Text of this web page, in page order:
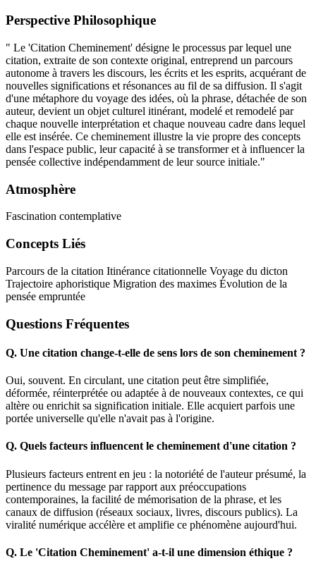
Perspective Philosophique
" Le 'Citation Cheminement' désigne le processus par lequel une
citation, extraite de son contexte original, entreprend un parcours
autonome à travers les discours, les écrits et les esprits, acquérant de
nouvelles significations et résonances au fil de sa diffusion. Il s'agit
d'une métaphore du voyage des idées, où la phrase, détachée de son
auteur, devient un objet culturel itinérant, modelé et remodelé par
chaque nouvelle interprétation et chaque nouveau cadre dans lequel
elle est insérée. Ce cheminement illustre la vie propre des concepts
dans l'espace public, leur capacité à se transformer et à influencer la
pensée collective indépendamment de leur source initiale."
Atmosphère
Fascination contemplative
Concepts Liés
Parcours de la citation Itinérance citationnelle Voyage du dicton
Trajectoire aphoristique Migration des maximes Évolution de la
pensée empruntée
Questions Fréquentes
Q. Une citation change-t-elle de sens lors de son cheminement ?
Oui, souvent. En circulant, une citation peut être simplifiée,
déformée, réinterprétée ou adaptée à de nouveaux contextes, ce qui
altère ou enrichit sa signification initiale. Elle acquiert parfois une
portée universelle qu'elle n'avait pas à l'origine.
Q. Quels facteurs influencent le cheminement d'une citation ?
Plusieurs facteurs entrent en jeu : la notoriété de l'auteur présumé, la
pertinence du message par rapport aux préoccupations
contemporaines, la facilité de mémorisation de la phrase, et les
canaux de diffusion (réseaux sociaux, livres, discours publics). La
viralité numérique accélère et amplifie ce phénomène aujourd'hui.
Q. Le 'Citation Cheminement' a-t-il une dimension éthique ?